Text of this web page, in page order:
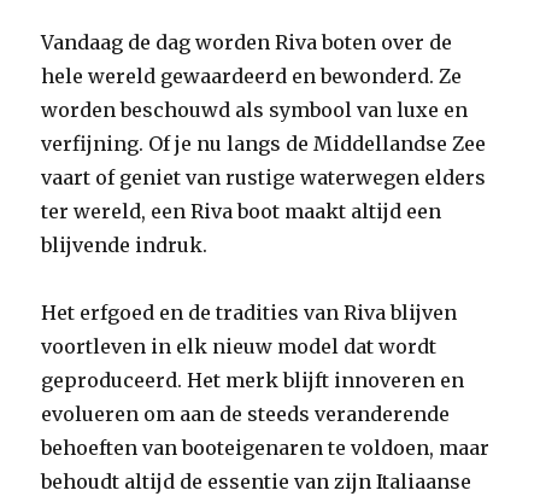
Vandaag de dag worden Riva boten over de
hele wereld gewaardeerd en bewonderd. Ze
worden beschouwd als symbool van luxe en
verfijning. Of je nu langs de Middellandse Zee
vaart of geniet van rustige waterwegen elders
ter wereld, een Riva boot maakt altijd een
blijvende indruk.
Het erfgoed en de tradities van Riva blijven
voortleven in elk nieuw model dat wordt
geproduceerd. Het merk blijft innoveren en
evolueren om aan de steeds veranderende
behoeften van booteigenaren te voldoen, maar
behoudt altijd de essentie van zijn Italiaanse